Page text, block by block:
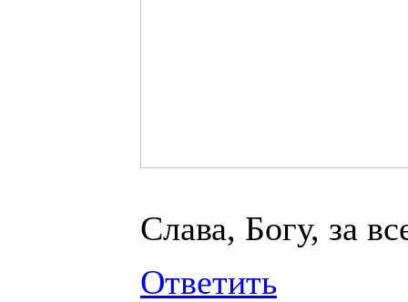
Слава, Богу, за
Ответить